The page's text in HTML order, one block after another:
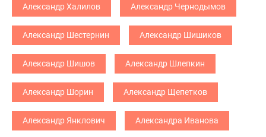
Александр Халилов Александр Чернодымов
Александр Шестернин Александр Шишиков
Александр Шишов Александр Шлепкин
Александр Шорин Александр Щепетков
Александр Янклович Александра Иванова